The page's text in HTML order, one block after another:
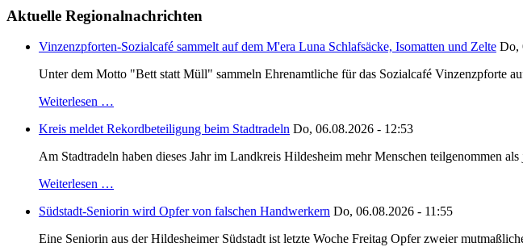
Aktuelle Regionalnachrichten
Vinzenzpforten-Sozialcafé sammelt auf dem M'era Luna Schlafsäcke, Isomatten und Zelte Do,
Unter dem Motto "Bett statt Müll" sammeln Ehrenamtliche für das Sozialcafé Vinzenzpforte
Weiterlesen …
Kreis meldet Rekordbeteiligung beim Stadtradeln Do, 06.08.2026 - 12:53
Am Stadtradeln haben dieses Jahr im Landkreis Hildesheim mehr Menschen teilgenommen
Weiterlesen …
Südstadt-Seniorin wird Opfer von falschen Handwerkern Do, 06.08.2026 - 11:55
Eine Seniorin aus der Hildesheimer Südstadt ist letzte Woche Freitag Opfer zweier